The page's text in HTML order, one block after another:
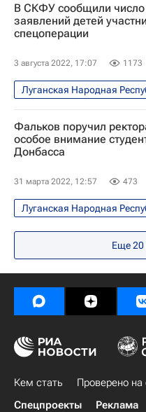
В СКФУ сообщили число
заявлений детей
спецоперации
3 августа 2022, 17:07 1173
Луганская Народная
Навигатор абитуриента
Донецкая Народная
Украина
Фальков поручил
особое внимание
Донбасса
31 марта 2022, 12:57 473
Луганская Народная
Навигатор абитуриента
Донецкая Народная
Россия
Европа
Валерий Фальков
Еще20
Кем стать Проверено на
Спецпроекты
Реклама